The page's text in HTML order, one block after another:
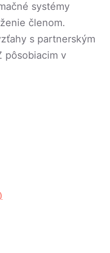
systémy
členom.
s partnerským
pôsobiacim v